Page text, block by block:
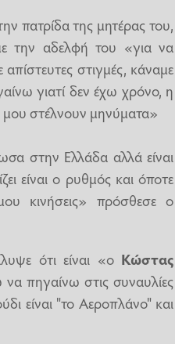
πατρίδα της μητέρας του,
την αδελφή του «για να
στιγμές, κάναμε
γιατί δεν έχω χρόνο, η
μου στέλνουν μηνύματα»
στην Ελλάδα αλλά είναι
είναι ο ρυθμός και όποτε
κινήσεις» πρόσθεσε ο
ότι είναι «ο Κώστας
πηγαίνω στις συναυλίες
είναι "το Αεροπλάνο" και